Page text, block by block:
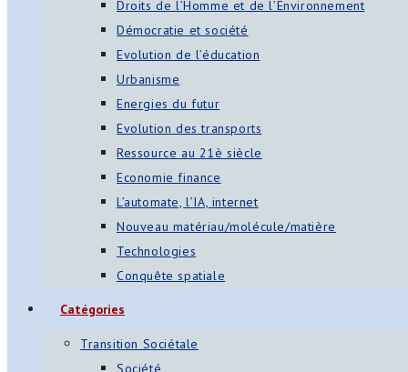
Droits de l’Homme et de l’Environnement
Démocratie et société
Evolution de l’éducation
Urbanisme
Energies du futur
Evolution des transports
Ressource au 21è siècle
Economie finance
L’automate, l’IA, internet
Nouveau matériau/molécule/matière
Technologies
Conquête spatiale
Catégories
Transition Sociétale
Société